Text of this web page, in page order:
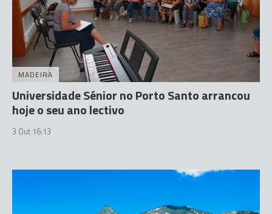
MADEIRA
Universidade Sénior no Porto Santo arrancou
hoje o seu ano lectivo
3 Out 16:13